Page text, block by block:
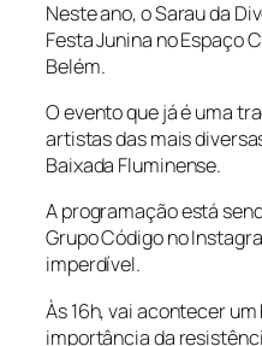
Neste ano, o Sarau da
Festa Junina no Espaço
Belém.
O evento que já é uma
artistas das mais
Baixada Fluminense.
A programação está
Grupo Código no
imperdível.
Às 16h, vai acontecer
importância da